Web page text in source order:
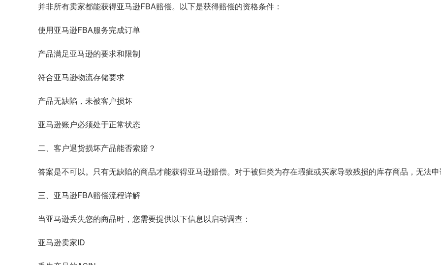
并非所有卖家都能获得亚马逊FBA赔偿。以下是获得赔偿的资格条件：
使用亚马逊FBA服务完成订单
产品满足亚马逊的要求和限制
符合亚马逊物流存储要求
产品无缺陷，未被客户损坏
亚马逊账户必须处于正常状态
二、客户退货损坏产品能否索赔？
答案是不可以。只有无缺陷的商品才能获得亚马逊赔偿。对于被归类为存在瑕疵或买家导致残损的库存商品，无法
三、亚马逊FBA赔偿流程详解
当亚马逊丢失您的商品时，您需要提供以下信息以启动调查：
亚马逊卖家ID